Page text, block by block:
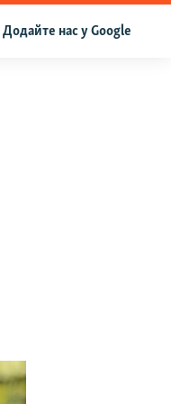
Додайте нас у Google